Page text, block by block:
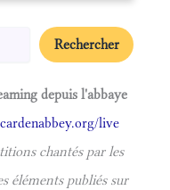
Rechercher
depuis l'abbaye
live
chantés par les
éléments publiés sur